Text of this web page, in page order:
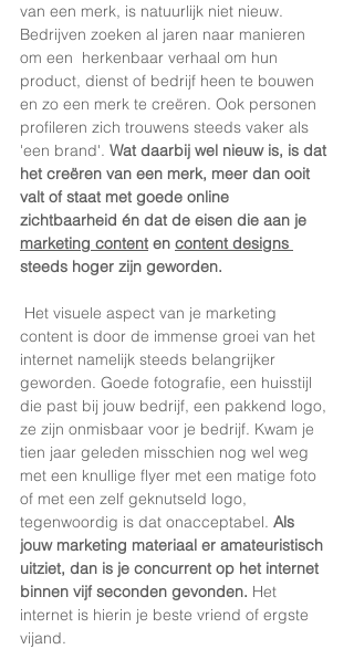
van een merk, is natuurlijk niet nieuw.
Bedrijven zoeken al jaren naar manieren
om een  herkenbaar verhaal om hun
product, dienst of bedrijf heen te bouwen
en zo een merk te creëren. Ook personen
profileren zich trouwens steeds vaker als
'een brand'. Wat daarbij wel nieuw is, is dat
het creëren van een merk, meer dan ooit
valt of staat met goede online
zichtbaarheid én dat de eisen die aan je
marketing content en content designs
steeds hoger zijn geworden.
content is door de immense groei van het
internet namelijk steeds belangrijker
geworden. Goede fotografie, een huisstijl
die past bij jouw bedrijf, een pakkend logo,
ze zijn onmisbaar voor je bedrijf. Kwam je
tien jaar geleden misschien nog wel weg
met een knullige flyer met een matige foto
of met een zelf geknutseld logo,
tegenwoordig is dat onacceptabel. Als
jouw marketing materiaal er amateuristisch
uitziet, dan is je concurrent op het internet
binnen vijf seconden gevonden. Het
internet is hierin je beste vriend of ergste
vijand.